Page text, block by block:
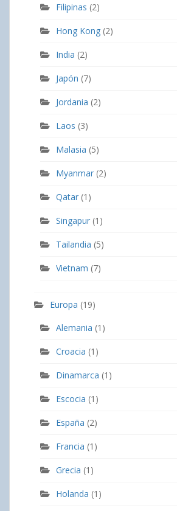
Filipinas (2)
Hong Kong (2)
India (2)
Japón (7)
Jordania (2)
Laos (3)
Malasia (5)
Myanmar (2)
Qatar (1)
Singapur (1)
Tailandia (5)
Vietnam (7)
Europa (19)
Alemania (1)
Croacia (1)
Dinamarca (1)
Escocia (1)
España (2)
Francia (1)
Grecia (1)
Holanda (1)